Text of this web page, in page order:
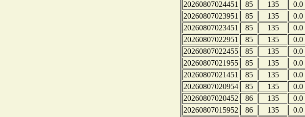
20260807024451
85 135 0.0
20260807023951
85 135 0.0
20260807023451
85 135 0.0
20260807022951
85 135 0.0
20260807022455
85 135 0.0
20260807021955
85 135 0.0
20260807021451
85 135 0.0
20260807020954
85 135 0.0
20260807020452
86 135 0.0
20260807015952
86 135 0.0